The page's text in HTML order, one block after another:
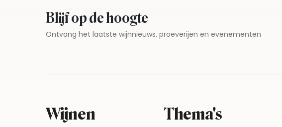
Blijf op de hoogte
Ontvang het laatste wijnnieuws, proeverijen en evenementen
Wijnen Thema's